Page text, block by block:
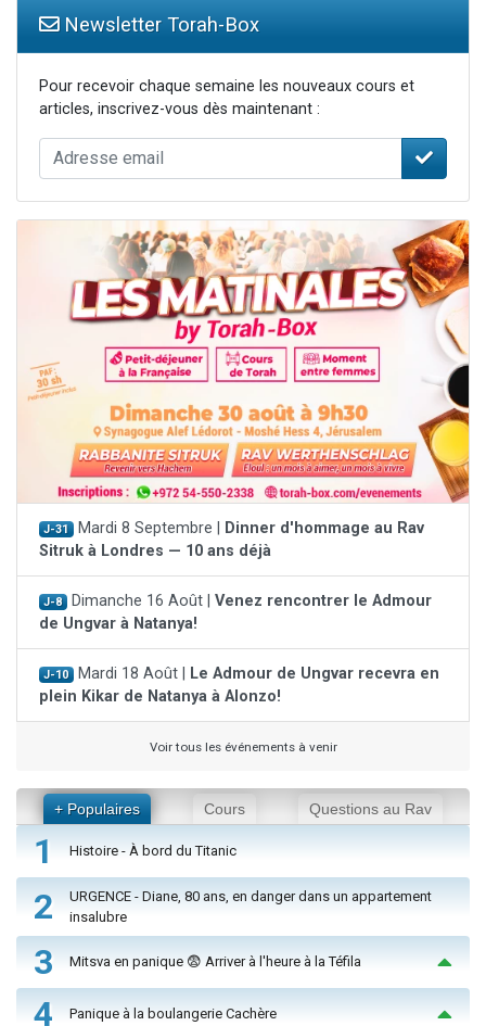
Newsletter Torah-Box
Pour recevoir chaque semaine les nouveaux cours et
articles, inscrivez-vous dès maintenant :
J-31 Mardi 8 Septembre |
Dinner d'hommage au Rav
Sitruk à Londres — 10 ans déjà
J-8 Dimanche 16 Août | Venez rencontrer le Admour
de Ungvar à Natanya!
J-10 Mardi 18 Août |
Le Admour de Ungvar recevra en
plein Kikar de Natanya à Alonzo!
Voir tous les événements à venir
+ Populaires Cours Questions au Rav
1 Histoire - À bord du Titanic
2
URGENCE - Diane, 80 ans, en danger dans un appartement
insalubre
3 Mitsva en panique 😨 Arriver à l'heure à la Téfila
4 Panique à la boulangerie Cachère